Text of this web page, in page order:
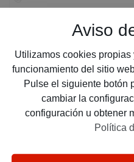
Aviso
Utilizamos cookies
funcionamiento del sitio
Pulse el siguiente botón
cambiar la
configuración u obtener
Política
He leído y acepto la
de mis datos RGPD
Calcular presupuesto